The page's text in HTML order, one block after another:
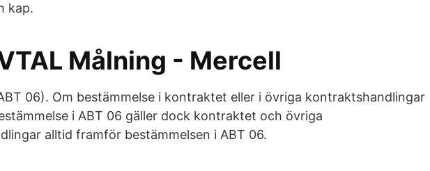
kap.
Målning - Mercell
06). Om bestämmelse i kontraktet eller i övriga kontraktshandlingar
i ABT 06 gäller dock kontraktet och övriga
alltid framför bestämmelsen i ABT 06.